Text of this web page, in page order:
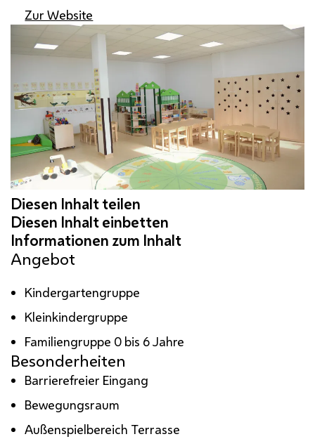
Zur Website
Angebot
Kindergartengruppe
Kleinkindergruppe
Familiengruppe 0 bis 6 Jahre
Besonderheiten
Barrierefreier Eingang
Bewegungsraum
Außenspielbereich Terrasse